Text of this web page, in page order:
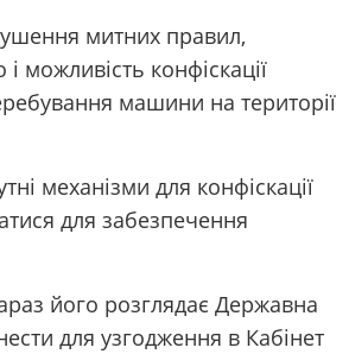
митних правил,
можливість конфіскації
машини на території
механізми для конфіскації
для забезпечення
його розглядає Державна
для узгодження в Кабінет